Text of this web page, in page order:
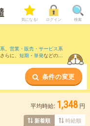
気になる! ログイン 検索
、 営業・販売・サービス系
らに、 短期 ・ 単発などの期
のお仕事もご確認いただけま
条件の変更
平均時給: 1,348 円
新着順 時給順